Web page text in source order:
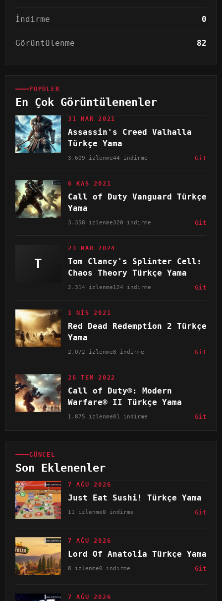
İndirme 0
Görüntülenme 82
POPÜLER
En Çok Görüntülenenler
31 MAR 2021
Assassin's Creed Valhalla
Türkçe Yama
3.609 izlenme44 indirme Git
6 KAS 2021
Call of Duty Vanguard Türkçe
Yama
3.358 izlenme320 indirme Git
T
23 MAR 2024
Tom Clancy's Splinter Cell:
Chaos Theory Türkçe Yama
2.314 izlenme124 indirme Git
1 NIS 2021
Red Dead Redemption 2 Türkçe
Yama
2.072 izlenme8 indirme Git
26 TEM 2022
Call of Duty®: Modern
Warfare® II Türkçe Yama
1.875 izlenme81 indirme Git
GÜNCEL
Son Eklenenler
7 AĞU 2026
Just Eat Sushi! Türkçe Yama
11 izlenme0 indirme Git
7 AĞU 2026
Lord Of Anatolia Türkçe Yama
8 izlenme0 indirme Git
7 AĞU 2026